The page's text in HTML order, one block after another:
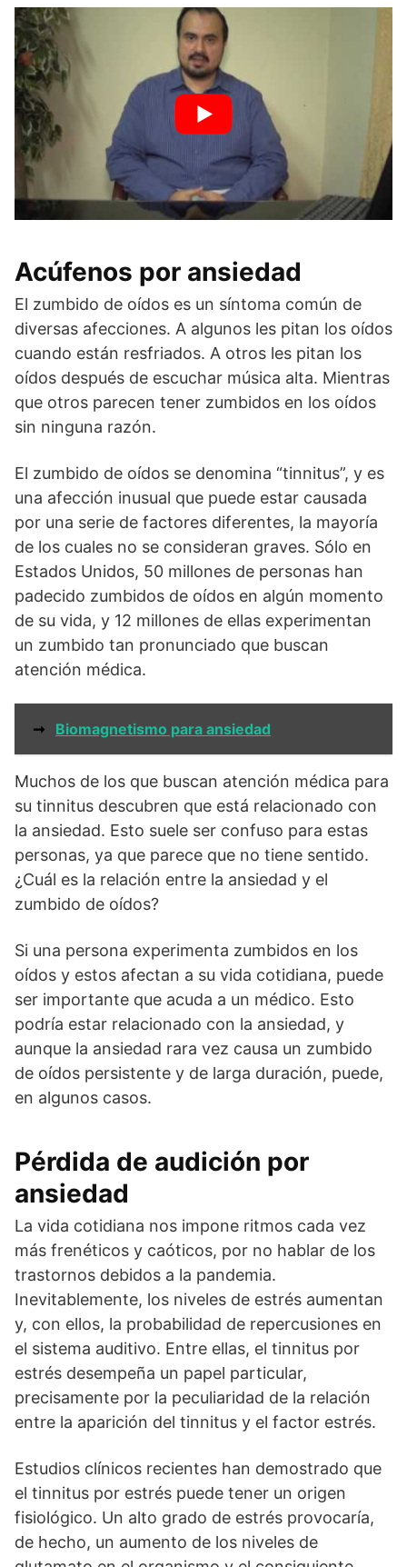
Acúfenos por ansiedad
El zumbido de oídos es un síntoma común de
diversas afecciones. A algunos les pitan los oídos
cuando están resfriados. A otros les pitan los
oídos después de escuchar música alta. Mientras
que otros parecen tener zumbidos en los oídos
sin ninguna razón.
El zumbido de oídos se denomina “tinnitus”, y es
una afección inusual que puede estar causada
por una serie de factores diferentes, la mayoría
de los cuales no se consideran graves. Sólo en
Estados Unidos, 50 millones de personas han
padecido zumbidos de oídos en algún momento
de su vida, y 12 millones de ellas experimentan
un zumbido tan pronunciado que buscan
atención médica.
➞ Biomagnetismo para ansiedad
Muchos de los que buscan atención médica para
su tinnitus descubren que está relacionado con
la ansiedad. Esto suele ser confuso para estas
personas, ya que parece que no tiene sentido.
¿Cuál es la relación entre la ansiedad y el
zumbido de oídos?
Si una persona experimenta zumbidos en los
oídos y estos afectan a su vida cotidiana, puede
ser importante que acuda a un médico. Esto
podría estar relacionado con la ansiedad, y
aunque la ansiedad rara vez causa un zumbido
de oídos persistente y de larga duración, puede,
en algunos casos.
Pérdida de audición por
ansiedad
La vida cotidiana nos impone ritmos cada vez
más frenéticos y caóticos, por no hablar de los
trastornos debidos a la pandemia.
Inevitablemente, los niveles de estrés aumentan
y, con ellos, la probabilidad de repercusiones en
el sistema auditivo. Entre ellas, el tinnitus por
estrés desempeña un papel particular,
precisamente por la peculiaridad de la relación
entre la aparición del tinnitus y el factor estrés.
Estudios clínicos recientes han demostrado que
el tinnitus por estrés puede tener un origen
fisiológico. Un alto grado de estrés provocaría,
de hecho, un aumento de los niveles de